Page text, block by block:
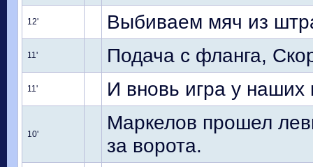
12' Выбиваем мяч из
11' Подача с фланга,
11' И вновь игра у наших
10'
Маркелов прошел
за ворота.